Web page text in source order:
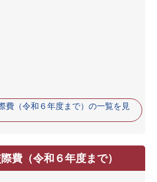
費（令和６年度まで）の一覧を見
費（令和６年度まで）